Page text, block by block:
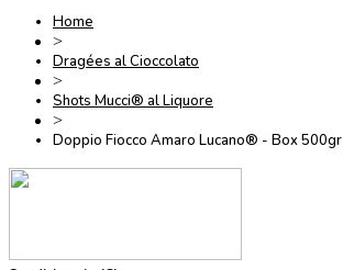
Home
>
Dragées al Cioccolato
>
Shots Mucci® al Liquore
>
Doppio Fiocco Amaro Lucano® - Box 500gr